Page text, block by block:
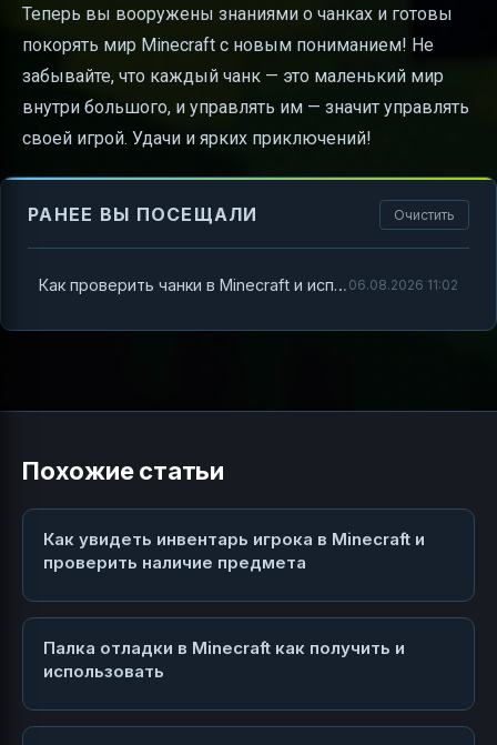
Теперь вы вооружены знаниями о чанках и готовы
покорять мир Minecraft с новым пониманием! Не
забывайте, что каждый чанк — это маленький мир
внутри большого, и управлять им — значит управлять
своей игрой. Удачи и ярких приключений!
РАНЕЕ ВЫ ПОСЕЩАЛИ Очистить
Как проверить чанки в Minecraft и использовать их возможности на полную катушку 06.08.2026 11:02
Похожие статьи
Как увидеть инвентарь игрока в Minecraft и
проверить наличие предмета
Палка отладки в Minecraft как получить и
использовать